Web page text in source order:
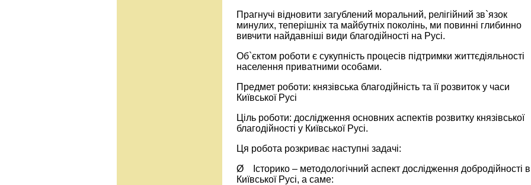
Прагнучі відновити загублений моральний, релігійний зв`язок
минулих, теперішніх та майбутніх поколінь, ми повинні глибинно
вивчити найдавніші види благодійності на Русі.
Об`єктом роботи є сукупність процесів підтримки життєдіяльності
населення приватними особами.
Предмет роботи: князівська благодійність та її розвиток у часи
Київської Русі
Ціль роботи: дослідження основних аспектів розвитку князівської
благодійності у Київської Русі.
Ця робота розкриває наступні задачі:
Ø Історико – методологічний аспект дослідження добродійності в
Київської Русі, а саме: